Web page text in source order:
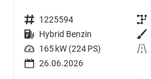
Fahrzeugnummer 1225594 Getriebe
Kraftstoff Hybrid Benzin Außenfarbe
Leistung 165 kW (224 PS) Kilometerstand
26.06.2026